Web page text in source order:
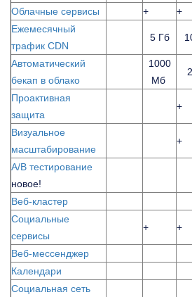
Облачные сервисы + +
Ежемесячный
трафик CDN
5 Гб
Автоматический
бекап в облако
1000
Мб
Проактивная
защита
+
Визуальное
масштабирование
+
A/B тестирование
новое!
Веб-кластер
Социальные
сервисы
+ +
Веб-мессенджер
Календари
Социальная сеть